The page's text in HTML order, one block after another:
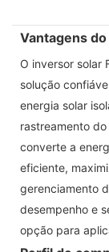
Vantagens
O inversor solar
solução
energia solar
rastreamento
converte a
eficiente,
gerenciamento
desempenho e
opção para